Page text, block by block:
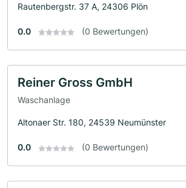
Rautenbergstr. 37 A, 24306 Plön
0.0 (0 Bewertungen)
Reiner Gross GmbH
Waschanlage
Altonaer Str. 180, 24539 Neumünster
0.0 (0 Bewertungen)